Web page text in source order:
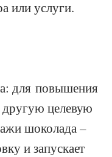
или услуги.
для повышения
другую целевую
шоколада –
и запускает